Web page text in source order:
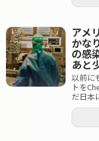
アメ
かな
の感
あと
以前に
トを
だ日本